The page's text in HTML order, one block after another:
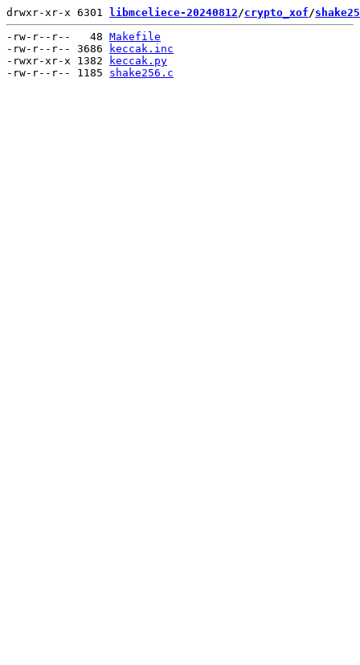
drwxr-xr-x 6301 libmceliece-20240812/crypto_xof/
-rw-r--r--   48 Makefile
-rw-r--r-- 3686
keccak.inc
-rwxr-xr-x 1382
keccak.py
-rw-r--r-- 1185 shake256.c